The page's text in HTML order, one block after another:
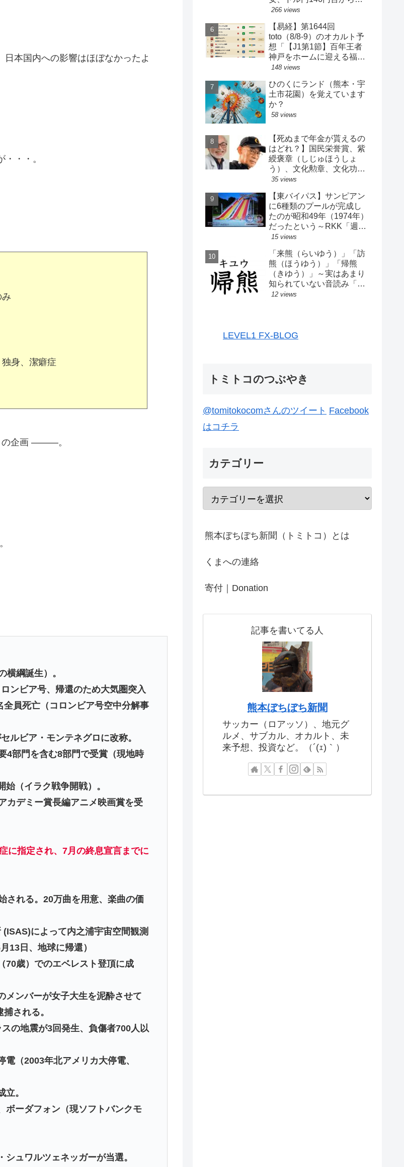
本国内への影響はほぼなかったよ
・・。
身、潔癖症
の企画 ―――。
横綱誕生）。
ンビア号、帰還のため大気圏突入
員死亡（コロンビア号空中分解事
ルビア・モンテネグロに改称。
4部門を含む8部門で受賞（現地時
（イラク戦争開戦）。
カデミー賞長編アニメ映画賞を受
に指定され、7月の終息宣言までに
される。20万曲を用意、楽曲の価
によって内之浦宇宙空間観測
13日、地球に帰還）
70歳）でのエベレスト登頂に成
メンバーが女子大生を泥酔させて
される。
の地震が3回発生、負傷者700人以
（2003年北アメリカ大停電、
。
ボーダフォン（現ソフトバンクモ
ュワルツェネッガーが当選。
気に142円台へ【ゆるゆる
266 views
【易経】第1644回
toto（8/8-9）のオカルト予
想「【J1第1節】百年王者
神戸をホームに迎える福岡
がまさかの…？！【J2第1
ルサ安部は？」
148 views
ひのくにランド（熊本・宇
土市花園）を覚えています
か？
58 views
【死ぬまで年金が貰えるの
はどれ？】国民栄誉賞、紫
綬褒章（しじゅほうしょ
う）、文化勲章、文化功労
者、芸術選奨…など【日本
35 views
【東バイパス】サンピアン
に6種類のプールが完成し
たのが昭和49年（1974年）
だったという～RKK「週刊
山崎くん」より
15 views
「来熊（らいゆう）」「訪
熊（ほうゆう）」「帰熊
（きゆう）」～実はあまり
知られていない音読み「熊
（ユウ）」
12 views
LEVEL1 FX-BLOG
トミトコのつぶやき
@tomitokocomさんのツイート Facebook
はコチラ
カテゴリー
熊本ぼちぼち新聞（トミトコ）とは
くまへの連絡
寄付｜Donation
記事を書いてる人
熊本ぼちぼち新聞
サッカー（ロアッソ）、地元グ
ルメ、サブカル、オカルト、未
来予想、投資など。（´(ｪ)｀）